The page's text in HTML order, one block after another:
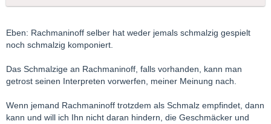
Eben: Rachmaninoff selber hat weder jemals schmalzig gespielt
noch schmalzig komponiert.
Das Schmalzige an Rachmaninoff, falls vorhanden, kann man
getrost seinen Interpreten vorwerfen, meiner Meinung nach.
Wenn jemand Rachmaninoff trotzdem als Schmalz empfindet, dann
kann und will ich Ihn nicht daran hindern, die Geschmäcker und